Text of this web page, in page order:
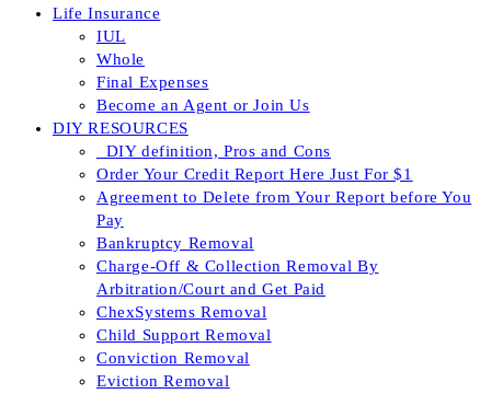
Life Insurance
IUL
Whole
Final Expenses
Become an Agent or Join Us
DIY RESOURCES
_DIY definition, Pros and Cons
Order Your Credit Report Here Just For $1
Agreement to Delete from Your Report before You
Pay
Bankruptcy Removal
Charge-Off & Collection Removal By
Arbitration/Court and Get Paid
ChexSystems Removal
Child Support Removal
Conviction Removal
Eviction Removal